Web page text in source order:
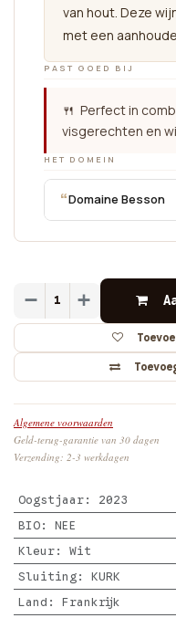
van hout. Deze
met een
PAST GOED BIJ
🍴 Perfect in
visgerechten en
HET DOMEIN
“Domaine Besson
Algemene voorwaarden
Geld-terug-garantie van 30 dagen
Verzending: 2-3 werkdagen
Oogstjaar: 2023
BIO: NEE
Kleur: Wit
Sluiting: KURK
Land : Frankrijk